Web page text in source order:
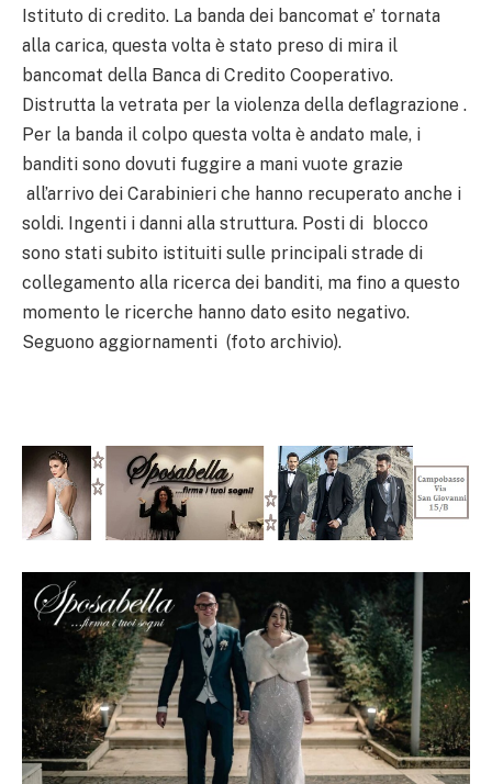
Istituto di credito. La banda dei bancomat e’ tornata
alla carica, questa volta è stato preso di mira il
bancomat della Banca di Credito Cooperativo.
Distrutta la vetrata per la violenza della deflagrazione .
Per la banda il colpo questa volta è andato male, i
banditi sono dovuti fuggire a mani vuote grazie
all’arrivo dei Carabinieri che hanno recuperato anche i
soldi. Ingenti i danni alla struttura. Posti di blocco
sono stati subito istituiti sulle principali strade di
collegamento alla ricerca dei banditi, ma fino a questo
momento le ricerche hanno dato esito negativo.
Seguono aggiornamenti (foto archivio).